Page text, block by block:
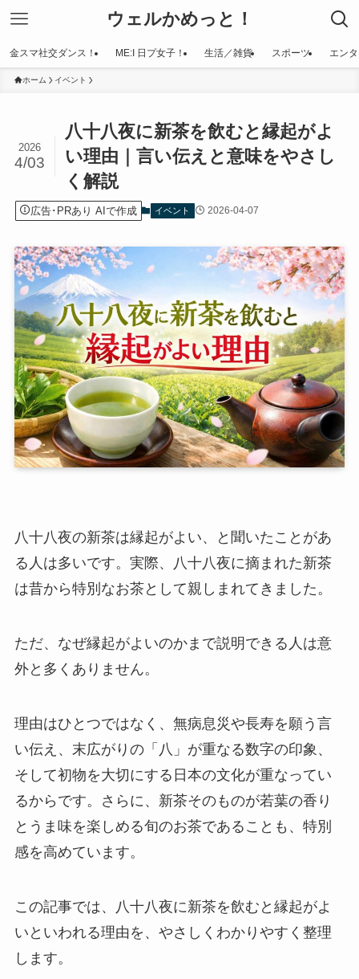
ウェルかめっと！
金スマ社交ダンス！ ME:I 日プ女子！ 生活／雑貨 スポーツ エン
ホーム イベント
八十八夜に新茶を飲むと縁起がよ
い理由｜言い伝えと意味をやさし
く解説
2026
4/03
広告･PRあり AIで作成 イベント 2026-04-07
八十八夜の新茶は縁起がよい、と聞いたことがあ
る人は多いです。実際、八十八夜に摘まれた新茶
は昔から特別なお茶として親しまれてきました。
ただ、なぜ縁起がよいのかまで説明できる人は意
外と多くありません。
理由はひとつではなく、無病息災や長寿を願う言
い伝え、末広がりの「八」が重なる数字の印象、
そして初物を大切にする日本の文化が重なってい
るからです。さらに、新茶そのものが若葉の香り
とうま味を楽しめる旬のお茶であることも、特別
感を高めています。
この記事では、八十八夜に新茶を飲むと縁起がよ
いといわれる理由を、やさしくわかりやすく整理
します。